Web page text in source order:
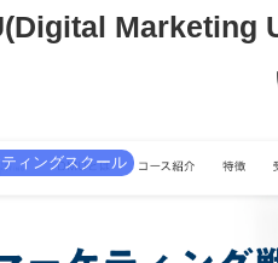
Marketing
ィングスクール